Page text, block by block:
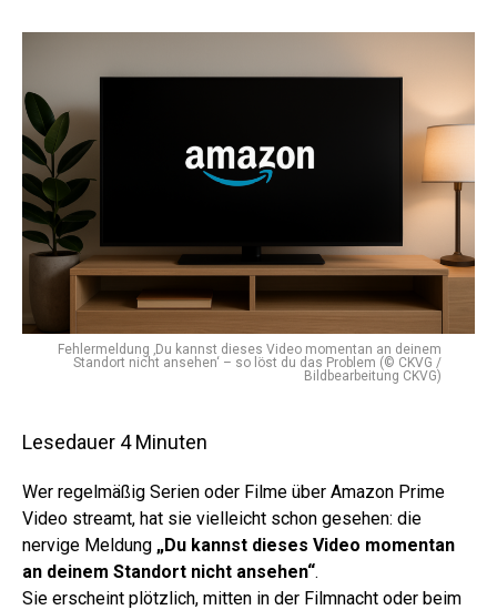
Fehlermeldung ‚Du kannst dieses Video momentan an deinem
Standort nicht ansehen‘ – so löst du das Problem (© CKVG /
Bildbearbeitung CKVG)
Lesedauer 4 Minuten
Wer regelmäßig Serien oder Filme über Amazon Prime
Video streamt, hat sie vielleicht schon gesehen: die
nervige Meldung „Du kannst dieses Video momentan
an deinem Standort nicht ansehen“.
Sie erscheint plötzlich, mitten in der Filmnacht oder beim